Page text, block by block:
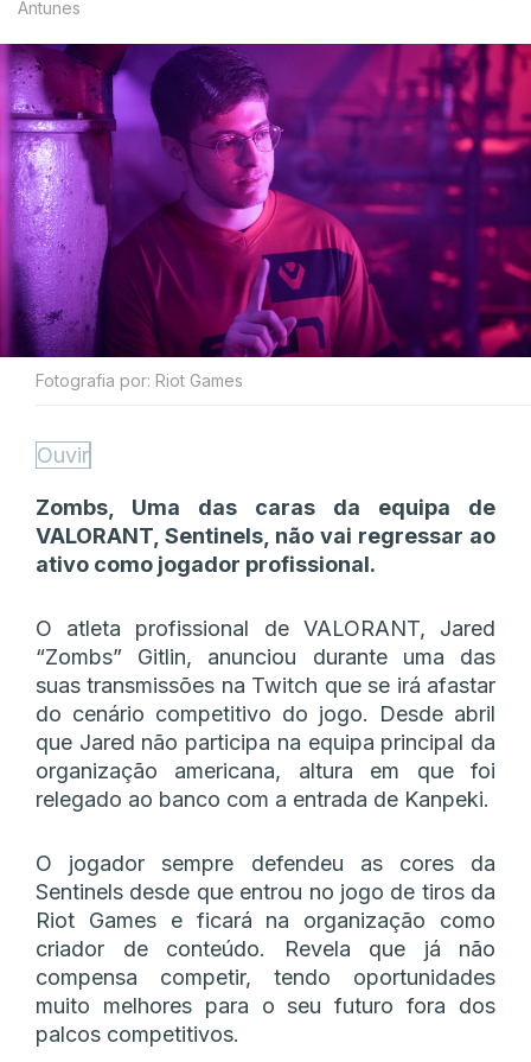
Antunes
Fotografia por: Riot Games
Ouvir
Zombs, Uma das caras da equipa de
VALORANT, Sentinels, não vai regressar ao
ativo como jogador profissional.
O atleta profissional de VALORANT, Jared
“Zombs” Gitlin, anunciou durante uma das
suas transmissões na Twitch que se irá afastar
do cenário competitivo do jogo. Desde abril
que Jared não participa na equipa principal da
organização americana, altura em que foi
relegado ao banco com a entrada de Kanpeki.
O jogador sempre defendeu as cores da
Sentinels desde que entrou no jogo de tiros da
Riot Games e ficará na organização como
criador de conteúdo. Revela que já não
compensa competir, tendo oportunidades
muito melhores para o seu futuro fora dos
palcos competitivos.